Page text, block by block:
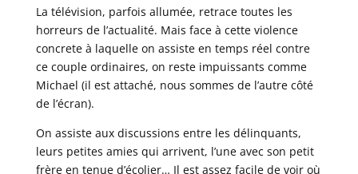
La télévision, parfois allumée, retrace toutes les
horreurs de l’actualité. Mais face à cette violence
concrete à laquelle on assiste en temps réel contre
ce couple ordinaires, on reste impuissants comme
Michael (il est attaché, nous sommes de l’autre côté
de l’écran).
On assiste aux discussions entre les délinquants,
leurs petites amies qui arrivent, l’une avec son petit
frère en tenue d’écolier… Il est assez facile de voir où